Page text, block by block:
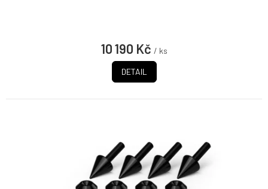
10 190 Kč / ks
DETAIL